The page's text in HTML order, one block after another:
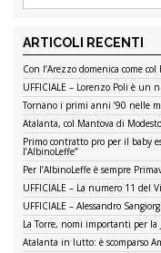
ARTICOLI RECENTI
Con l’Arezzo domenica come
UFFICIALE – Lorenzo Poli è un
Tornano i primi anni ’90 nelle
Atalanta, col Mantova di
Primo contratto pro per il baby
l’AlbinoLeffe”
Per l’AlbinoLeffe è sempre
UFFICIALE – La numero 11 del
UFFICIALE – Alessandro
La Torre, nomi importanti per la
Atalanta in lutto: è scomparso